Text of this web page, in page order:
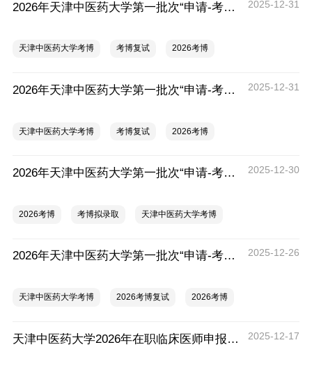
2026年天津中医药大学第一批次“申请-考核制”博士研究生招生复试通知（中西医结合学院） 2025-12-31
天津中医药大学考博 考博复试 2026考博
2026年天津中医药大学第一批次“申请-考核制”博士研究生招生复试通知（天津中医药大学第一附属医院） 2025-12-31
天津中医药大学考博 考博复试 2026考博
2026年天津中医药大学第一批次“申请-考核制”博士成绩及拟录取名单 2025-12-30
2026考博 考博拟录取 天津中医药大学考博
2026年天津中医药大学第一批次“申请-考核制”博士研究生招生复试通知（天津中医药大学第二附属医院） 2025-12-26
天津中医药大学考博 2026考博复试 2026考博
天津中医药大学2026年在职临床医师申报中医博士专业学位招生简章 2025-12-17